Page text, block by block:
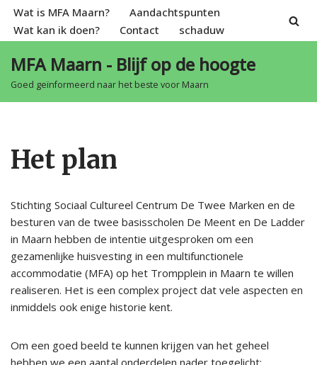
Spring
naar
de
inhoud
Wat is MFA Maarn?
Aandachtspunten
Wat kan ik doen?
Contact schaduw
MFA Maarn - Blijf op de hoogte
Goed geïnformeerd naar het beste voor Maarn
Het plan
Stichting Sociaal Cultureel Centrum De Twee Marken en de
besturen van de twee basisscholen De Meent en De Ladder
in Maarn hebben de intentie uitgesproken om een
gezamenlijke huisvesting in een multifunctionele
accommodatie (MFA) op het Trompplein in Maarn te willen
realiseren. Het is een complex project dat vele aspecten en
inmiddels ook enige historie kent.
Om een goed beeld te kunnen krijgen van het geheel
hebben we een aantal onderdelen nader toegelicht: